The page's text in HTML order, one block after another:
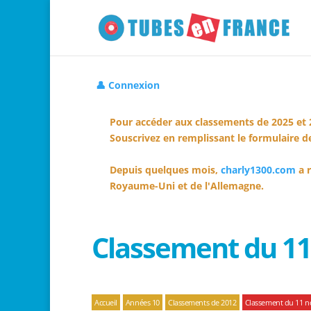
👤 Connexion
Pour accéder aux classements de 2025
Souscrivez en remplissant le formulaire
Depuis quelques mois, charly1300.com a
Royaume-Uni et de l'Allemagne.
Classement du
Accueil Années 10 Classements de 2012 Classement du 11